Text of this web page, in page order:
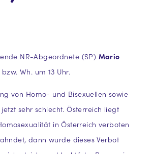
NR-Abgeordnete (SP) Mario
Wh. um 13 Uhr.
von Homo- und Bisexuellen sowie
sehr schlecht. Österreich liegt
in Österreich verboten
dann wurde dieses Verbot